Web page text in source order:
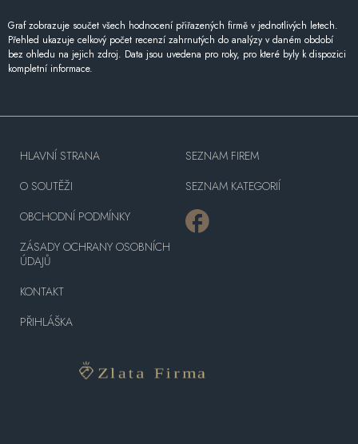
Graf zobrazuje součet všech hodnocení přiřazených firmě v jednotlivých letech.
Přehled ukazuje celkový počet recenzí zahrnutých do analýzy v daném období
bez ohledu na jejich zdroj. Data jsou uvedena pro roky, pro které byly k dispozici
kompletní informace.
HLAVNÍ STRANA
O SOUTĚŽI
OBCHODNÍ PODMÍNKY
ZÁSADY OCHRANY OSOBNÍCH
ÚDAJŮ
KONTAKT
PŘIHLÁŠKA
SEZNAM FIREM
SEZNAM KATEGORIÍ